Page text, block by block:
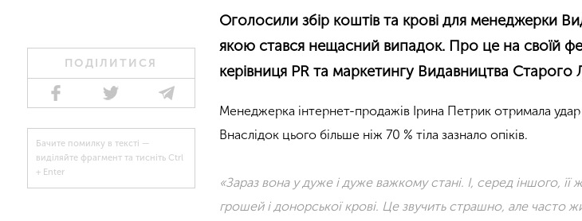
ПОДІЛИТИСЯ
Бачите помилку в тексті —
виділяйте фрагмент та тисніть Ctrl
+ Enter
Оголосили збір коштів та крові для менеджерки
якою стався нещасний випадок. Про це на своїй
керівниця PR та маркетингу Видавництва
Менеджерка інтернет-продажів Ірина Петрик отримала
Внаслідок цього більше ніж 70 % тіла зазнало опіків.
«Зараз вона у дуже і дуже важкому стані. І, серед іншого, її
грошей і донорської крові. Це звучить страшно, але часто